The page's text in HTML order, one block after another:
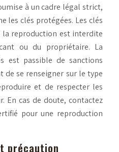
à un cadre légal strict,
les clés protégées. Les clés
reproduction est interdite
ou du propriétaire. La
est passible de sanctions
se renseigner sur le type
et de respecter les
En cas de doute, contactez
pour une reproduction
précaution